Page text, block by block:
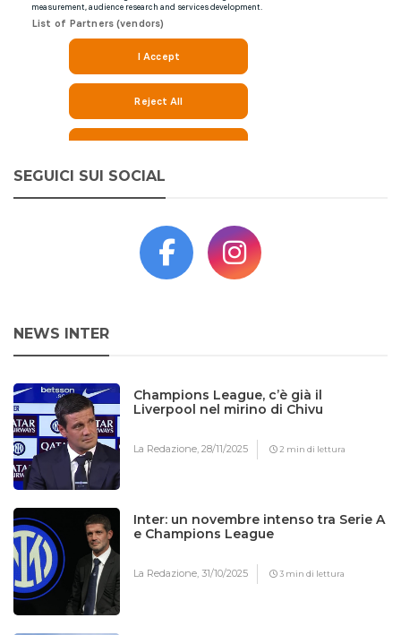
SEGUICI SUI SOCIAL
NEWS INTER
Champions League, c’è già il
Liverpool nel mirino di Chivu
La Redazione,28/11/2025 2 min di lettura
Inter: un novembre intenso tra Serie A
e Champions League
La Redazione,31/10/2025 3 min di lettura